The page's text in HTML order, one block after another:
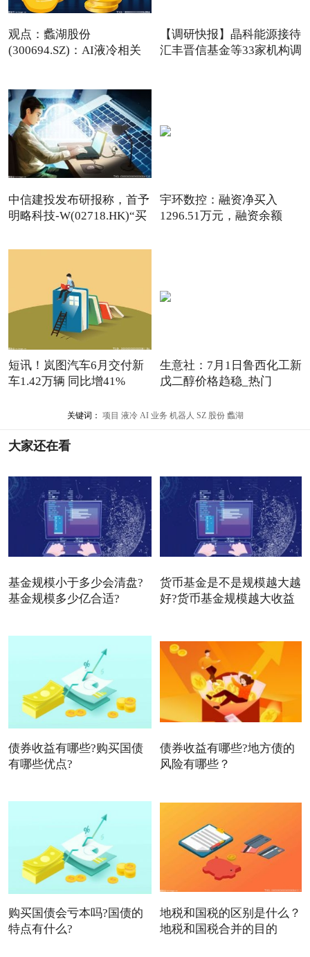
观点：蠡湖股份
(300694.SZ)：AI液冷相关
【调研快报】晶科能源接待
汇丰晋信基金等33家机构调
中信建投发布研报称，首予
明略科技-W(02718.HK)“买
宇环数控：融资净买入
1296.51万元，融资余额
短讯！岚图汽车6月交付新
车1.42万辆 同比增41%
生意社：7月1日鲁西化工新
戊二醇价格趋稳_热门
关键词： 项目 液冷 AI 业务 机器人 SZ 股份 蠡湖
大家还在看
基金规模小于多少会清盘?
基金规模多少亿合适?
货币基金是不是规模越大越
好?货币基金规模越大收益
债券收益有哪些?购买国债
有哪些优点?
债券收益有哪些?地方债的
风险有哪些？
购买国债会亏本吗?国债的
特点有什么?
地税和国税的区别是什么？
地税和国税合并的目的